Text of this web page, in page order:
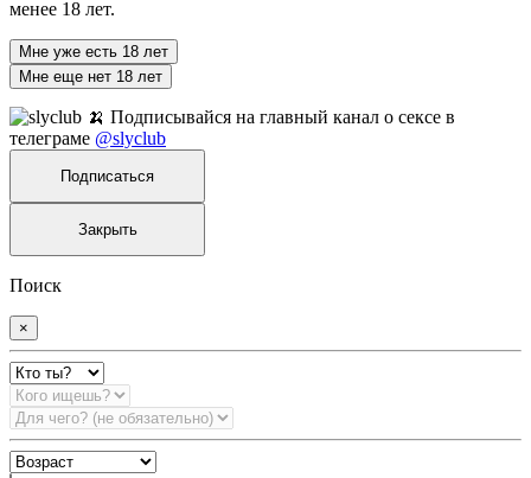
менее 18 лет.
Мне уже есть 18 лет
Мне еще нет 18 лет
🍌 Подписывайся на главный канал о сексе в
телеграме @slyclub
Подписаться
Закрыть
Поиск
×